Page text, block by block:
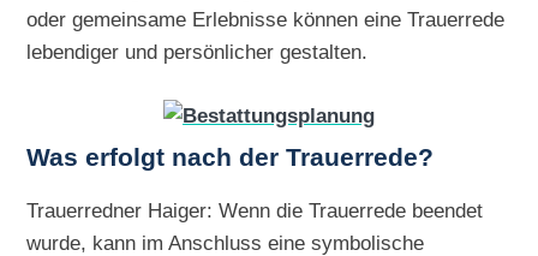
oder gemeinsame Erlebnisse können eine Trauerrede
lebendiger und persönlicher gestalten.
Was erfolgt nach der Trauerrede?
Trauerredner Haiger: Wenn die Trauerrede beendet
wurde, kann im Anschluss eine symbolische